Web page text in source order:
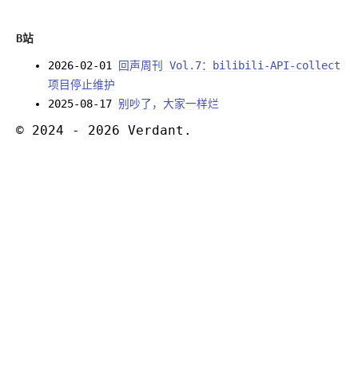
B站
2026-02-01
回声周刊 Vol.7：bilibili-API-collect
项目停止维护
2025-08-17 别吵了，大家一样烂
© 2024 - 2026 Verdant.